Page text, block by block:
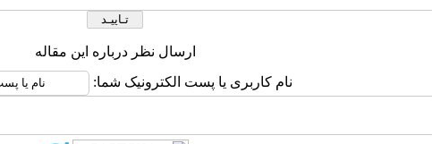
ارسال نظر درباره این مقاله
نام کاربری یا پست الکترونیک شما: